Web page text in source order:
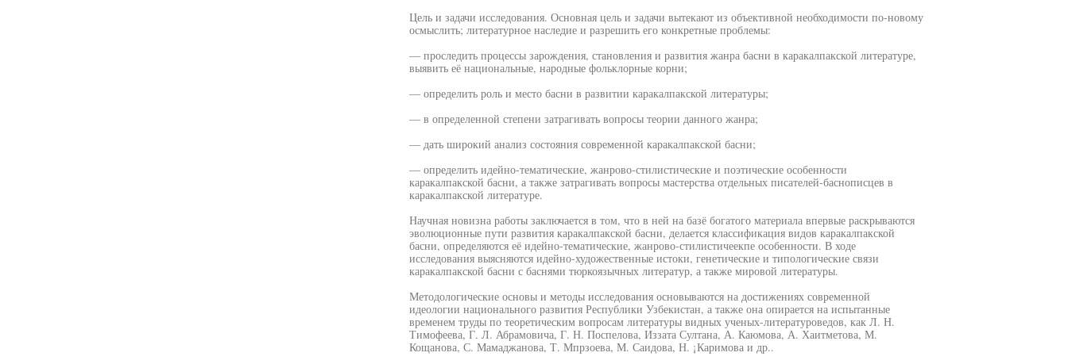
Цель и задачи исследования. Основная цель и задачи вытекают из объективной необходимости по-новому
осмыслить; литературное наследие и разрешить его конкретные проблемы:
— проследить процессы зарождения, становления и развития жанра басни в каракалпакской литературе,
выявить её национальные, народные фольклорные корни;
— определить роль и место басни в развитии каракалпакской литературы;
— в определенной степени затрагивать вопросы теории данного жанра;
— дать широкий анализ состояния современной каракалпакской басни;
— определить идейно-тематические, жанрово-стилистические и поэтические особенности
каракалпакской басни, а также затрагивать вопросы мастерства отдельных писателей-баснописцев в
каракалпакской литературе.
Научная новизна работы заключается в том, что в ней на базё богатого материала впервые раскрываются
эволюционные пути развития каракалпакской басни, делается классификация видов каракалпакской
басни, определяются её идейно-тематические, жанрово-стилистичеекпе особенности. В ходе
исследования выясняются идейно-художественные истоки, генетические и типологические связи
каракалпакской басни с баснями тюркоязычных литератур, а также мировой литературы.
Методологические основы и методы исследования основываются на достижениях современной
идеологии национального развития Республики Узбекистан, а также она опирается на испытанные
временем труды по теоретическим вопросам литературы видных ученых-литературоведов, как Л. Н.
Тимофеева, Г. Л. Абрамовича, Г. Н. Поспелова, Иззата Султана, А. Каюмова, А. Хаитметова, М.
Кощанова, С. Мамаджанова, Т. Мпрзоева, М. Саидова, Н. ¡Каримова и др..